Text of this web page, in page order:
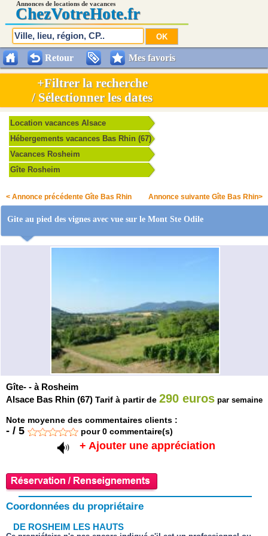
Location vacances Alsace
Hébergements vacances Bas Rhin (67)
Vacances Rosheim
Gîte Rosheim
< Annonce précédente Gîte Bas Rhin Annonce suivante Gîte Bas Rhin>
Gite au pied des vignes avec vue sur le Mont Ste Odile
Gîte- - à Rosheim
Alsace Bas Rhin (67) Tarif à partir de 290 euros par semaine
Note moyenne des commentaires clients :
- / 5 pour0 commentaire(s)
+ Ajouter une appréciation
Coordonnées du propriétaire
DE ROSHEIM LES HAUTS
Retour Mes favoris
Annonces de locations de vacances
ChezVotreHote.fr
+Filtrer la recherche
/ Sélectionner les dates